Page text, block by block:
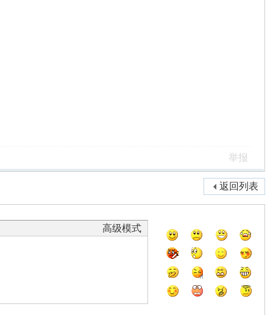
举报
返回列表
高级模式